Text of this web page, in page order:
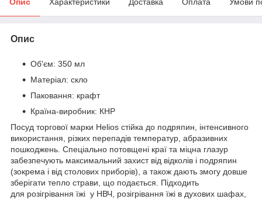
Опис
Об'єм: 350 мл
Матеріал: скло
Паковання: крафт
Країна-виробник: КНР
Посуд торгової марки Helios стійка до подряпин, інтенсивного
використання, різких перепадів температур, абразивних
пошкоджень. Спеціально потовщені краї та міцна глазур
забезпечують максимальний захист від відколів і подряпин
(зокрема і від столових приборів), а також дають змогу довше
зберігати тепло страви, що подається. Підходить
для розігрівання їжі у НВЧ, розігрівання їжі в духових шафах,